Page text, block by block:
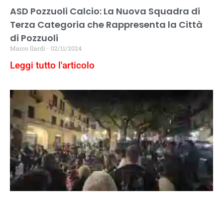
ASD Pozzuoli Calcio: La Nuova Squadra di
Terza Categoria che Rappresenta la Città
di Pozzuoli
Marco Ilardi 02/11/2024
Leggi tutto l'articolo